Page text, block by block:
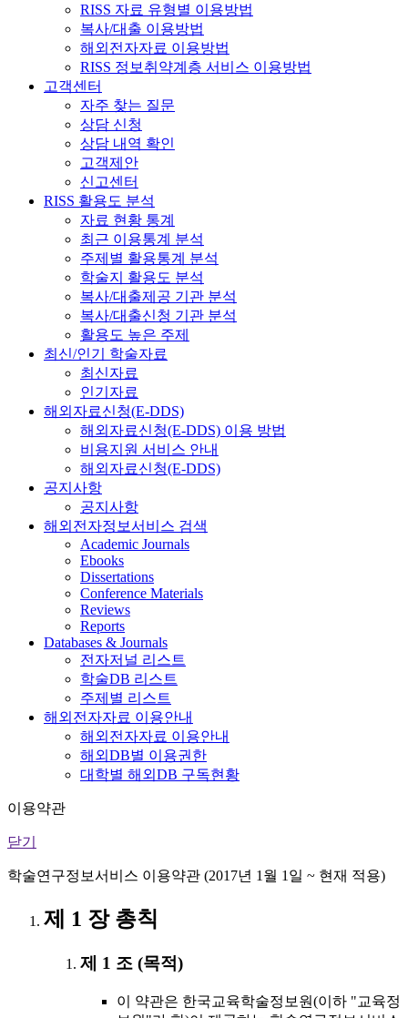
RISS 자료 유형별 이용방법
복사/대출 이용방법
해외전자자료 이용방법
RISS 정보취약계층 서비스 이용방법
고객센터
자주 찾는 질문
상담 신청
상담 내역 확인
고객제안
신고센터
RISS 활용도 분석
자료 현황 통계
최근 이용통계 분석
주제별 활용통계 분석
학술지 활용도 분석
복사/대출제공 기관 분석
복사/대출신청 기관 분석
활용도 높은 주제
최신/인기 학술자료
최신자료
인기자료
해외자료신청(E-DDS)
해외자료신청(E-DDS) 이용 방법
비용지원 서비스 안내
해외자료신청(E-DDS)
공지사항
공지사항
해외전자정보서비스 검색
Academic Journals
Ebooks
Dissertations
Conference Materials
Reviews
Reports
Databases & Journals
전자저널 리스트
학술DB 리스트
주제별 리스트
해외전자자료 이용안내
해외전자자료 이용안내
해외DB별 이용권한
대학별 해외DB 구독현황
이용약관
닫기
학술연구정보서비스 이용약관 (2017년 1월 1일 ~ 현재 적용)
제 1 장 총칙
제 1 조 (목적)
이 약관은 한국교육학술정보원(이하 "교육정